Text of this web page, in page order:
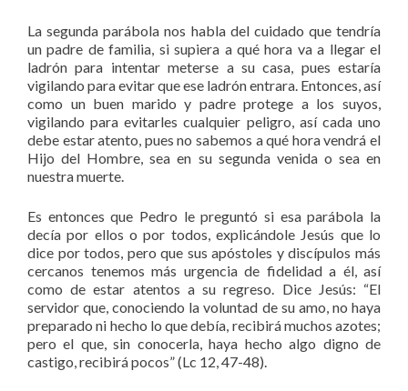
La segunda parábola nos habla del cuidado que tendría
un padre de familia, si supiera a qué hora va a llegar el
ladrón para intentar meterse a su casa, pues estaría
vigilando para evitar que ese ladrón entrara. Entonces, así
como un buen marido y padre protege a los suyos,
vigilando para evitarles cualquier peligro, así cada uno
debe estar atento, pues no sabemos a qué hora vendrá el
Hijo del Hombre, sea en su segunda venida o sea en
nuestra muerte.
Es entonces que Pedro le preguntó si esa parábola la
decía por ellos o por todos, explicándole Jesús que lo
dice por todos, pero que sus apóstoles y discípulos más
cercanos tenemos más urgencia de fidelidad a él, así
como de estar atentos a su regreso. Dice Jesús: “El
servidor que, conociendo la voluntad de su amo, no haya
preparado ni hecho lo que debía, recibirá muchos azotes;
pero el que, sin conocerla, haya hecho algo digno de
castigo, recibirá pocos” (Lc 12, 47-48).